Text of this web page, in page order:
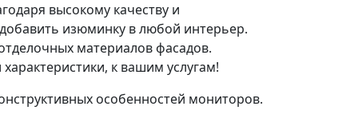
высокому качеству и
изюминку в любой интерьер.
материалов фасадов.
к вашим услугам!
особенностей мониторов.